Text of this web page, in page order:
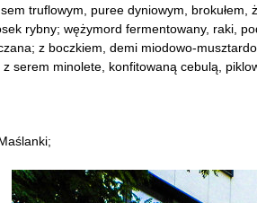
truflowym, puree dyniowym,
rybny; wężymord fermentowany, raki,
z boczkiem, demi miodowo-
z serem minolete, konfitowaną cebulą,